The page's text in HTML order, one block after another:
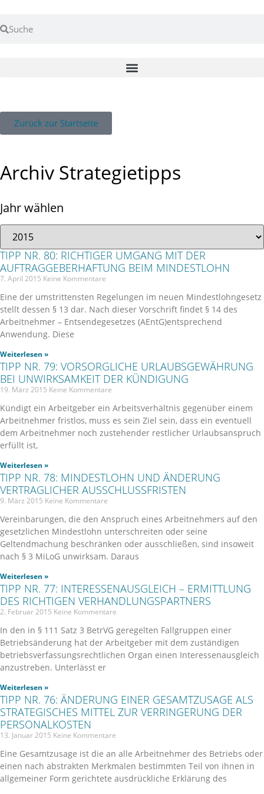
Zurück zur Startseite
Archiv Strategietipps
Jahr wählen
TIPP NR. 80: RICHTIGER UMGANG MIT DER
AUFTRAGGEBERHAFTUNG BEIM MINDESTLOHN
7. April 2015 Keine Kommentare
Eine der umstrittensten Regelungen im neuen Mindestlohngesetz
stellt dessen § 13 dar. Nach dieser Vorschrift findet § 14 des
Arbeitnehmer – Entsendegesetzes (AEntG)entsprechend
Anwendung. Diese
Weiterlesen »
TIPP NR. 79: VORSORGLICHE URLAUBSGEWÄHRUNG
BEI UNWIRKSAMKEIT DER KÜNDIGUNG
19. März 2015 Keine Kommentare
Kündigt ein Arbeitgeber ein Arbeitsverhältnis gegenüber einem
Arbeitnehmer fristlos, muss es sein Ziel sein, dass ein eventuell
dem Arbeitnehmer noch zustehender restlicher Urlaubsanspruch
erfüllt ist,
Weiterlesen »
TIPP NR. 78: MINDESTLOHN UND ÄNDERUNG
VERTRAGLICHER AUSSCHLUSSFRISTEN
9. März 2015 Keine Kommentare
Vereinbarungen, die den Anspruch eines Arbeitnehmers auf den
gesetzlichen Mindestlohn unterschreiten oder seine
Geltendmachung beschränken oder ausschließen, sind insoweit
nach § 3 MiLoG unwirksam. Daraus
Weiterlesen »
TIPP NR. 77: INTERESSENAUSGLEICH – ERMITTLUNG
DES RICHTIGEN VERHANDLUNGSPARTNERS
2. Februar 2015 Keine Kommentare
In den in § 111 Satz 3 BetrVG geregelten Fallgruppen einer
Betriebsänderung hat der Arbeitgeber mit dem zuständigen
betriebsverfassungsrechtlichen Organ einen Interessenausgleich
anzustreben. Unterlässt er
Weiterlesen »
TIPP NR. 76: ÄNDERUNG EINER GESAMTZUSAGE ALS
STRATEGISCHES MITTEL ZUR VERRINGERUNG DER
PERSONALKOSTEN
13. Januar 2015 Keine Kommentare
Eine Gesamtzusage ist die an alle Arbeitnehmer des Betriebs oder
einen nach abstrakten Merkmalen bestimmten Teil von ihnen in
allgemeiner Form gerichtete ausdrückliche Erklärung des